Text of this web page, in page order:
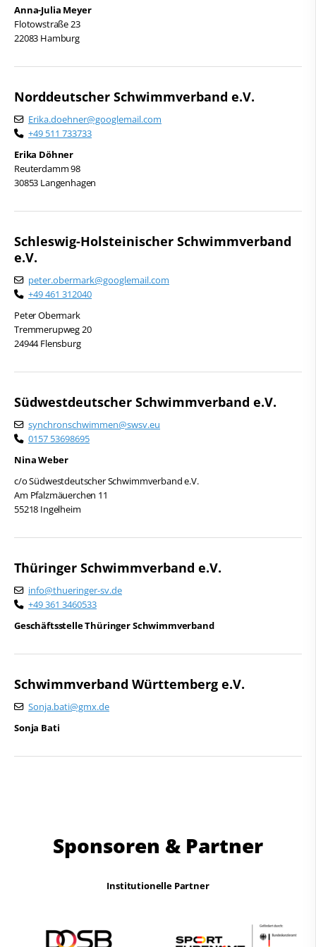
Anna-Julia Meyer
Flotowstraße 23
22083 Hamburg
Norddeutscher Schwimmverband e.V.
Erika.doehner@googlemail.com
+49 511 733733
Erika Döhner
Reuterdamm 98
30853 Langenhagen
Schleswig-Holsteinischer Schwimmverband
e.V.
peter.obermark@googlemail.com
+49 461 312040
Peter Obermark
Tremmerupweg 20
24944 Flensburg
Südwestdeutscher Schwimmverband e.V.
synchronschwimmen@swsv.eu
0157 53698695
Nina Weber
c/o Südwestdeutscher Schwimmverband e.V.
Am Pfalzmäuerchen 11
55218 Ingelheim
Thüringer Schwimmverband e.V.
info@thueringer-sv.de
+49 361 3460533
Geschäftsstelle Thüringer Schwimmverband
Schwimmverband Württemberg e.V.
Sonja.bati@gmx.de
Sonja Bati
Sponsoren & Partner
Institutionelle Partner